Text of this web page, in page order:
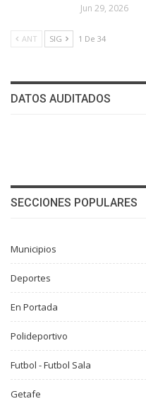
Jun 29, 2026
ANT SIG 1 De 34
DATOS AUDITADOS
SECCIONES POPULARES
Municipios
Deportes
En Portada
Polideportivo
Futbol - Futbol Sala
Getafe